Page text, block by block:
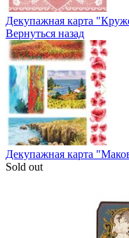
Декупажная карта
Вернуться назад
Декупажная карта
Sold out